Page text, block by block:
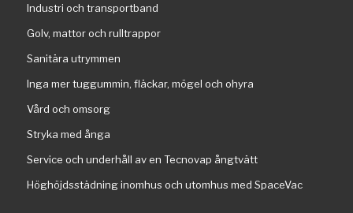
Industri och transportband
Golv, mattor och rulltrappor
Sanitära utrymmen
Inga mer tuggummin, fläckar, mögel och ohyra
Vård och omsorg
Stryka med ånga
Service och underhåll av en Tecnovap ångtvätt
Höghöjdsstädning inomhus och utomhus med SpaceVac